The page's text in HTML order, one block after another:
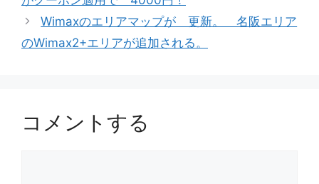
リ
ー
Wimaxのエリアマップが 更新。 名阪エリア
のWimax2+エリアが追加される。
コメントする